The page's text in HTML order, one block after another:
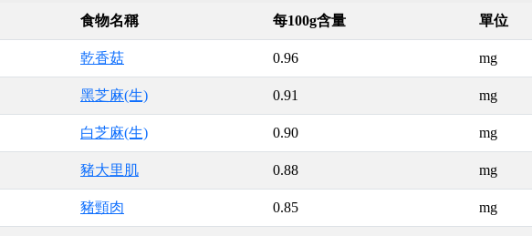
食物名稱 每100g含量 單位
乾香菇 0.96 mg
黑芝麻(生) 0.91 mg
白芝麻(生) 0.90 mg
豬大里肌 0.88 mg
豬頸肉 0.85 mg